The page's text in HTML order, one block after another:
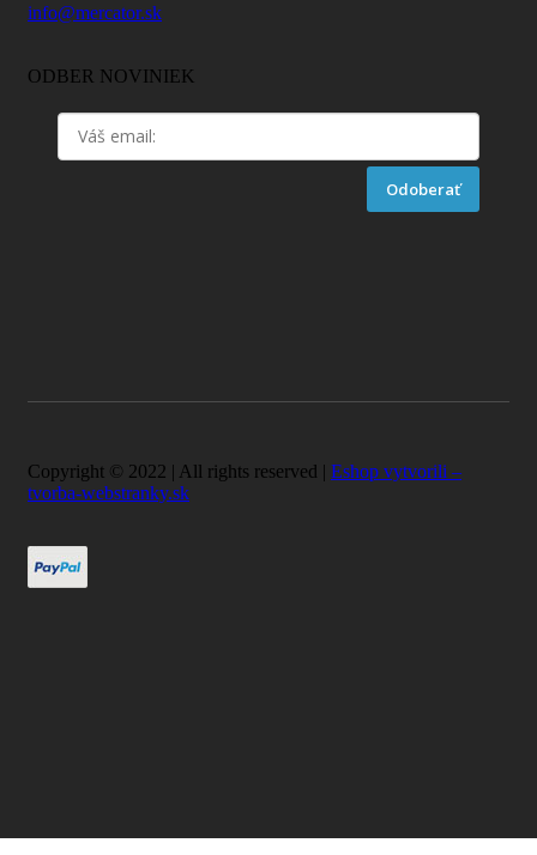
info@mercator.sk
ODBER NOVINIEK
Odoberať
Copyright © 2022 | All rights reserved | Eshop vytvorili –
tvorba-webstranky.sk